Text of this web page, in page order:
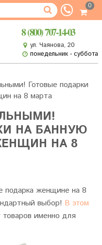
0
8 (800) 707-14-03
ул. Чаянова, 20
понедельник - суббота
Готовые подарки
на 8 марта
НА БАННУЮ
НА 8
подарка женщине на 8
выбор! В этом
именно для